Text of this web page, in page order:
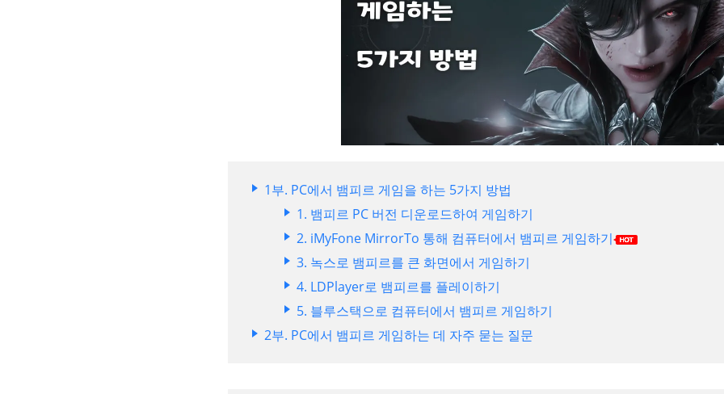
1부. PC에서 뱀피르 게임을 하는 5가지 방법
1. 뱀피르 PC 버전 디운로드하여 게임하기
2. iMyFone MirrorTo 통해 컴퓨터에서 뱀피르 게임하기
3. 녹스로 뱀피르를 큰 화면에서 게임하기
4. LDPlayer로 뱀피르를 플레이하기
5. 블루스택으로 컴퓨터에서 뱀피르 게임하기
2부. PC에서 뱀피르 게임하는 데 자주 묻는 질문